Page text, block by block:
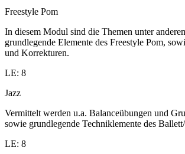
Freestyle Pom
In diesem Modul sind die Themen unter
grundlegende Elemente des Freestyle Pom,
und Korrekturen.
LE: 8
Jazz
Vermittelt werden u.a. Balanceübungen und
sowie grundlegende Techniklemente des
LE: 8